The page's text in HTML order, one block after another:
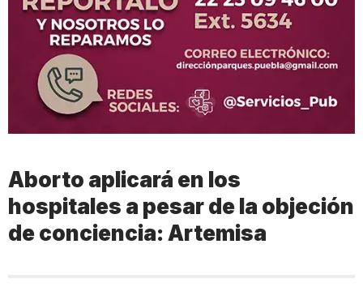
Aborto aplicará en los
hospitales a pesar de la objeción
de conciencia: Artemisa